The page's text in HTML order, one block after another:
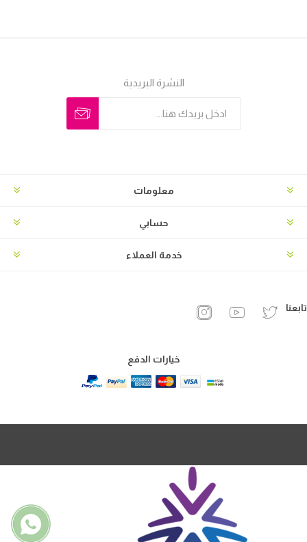
النشرة البريدية
معلومات
حسابي
خدمة العملاء
تابعنا
خيارات الدفع